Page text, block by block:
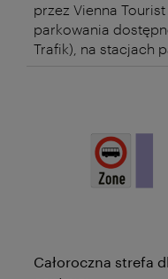
przez Vienna
parkowania
Trafik), na stacjach
Całoroczna strefa